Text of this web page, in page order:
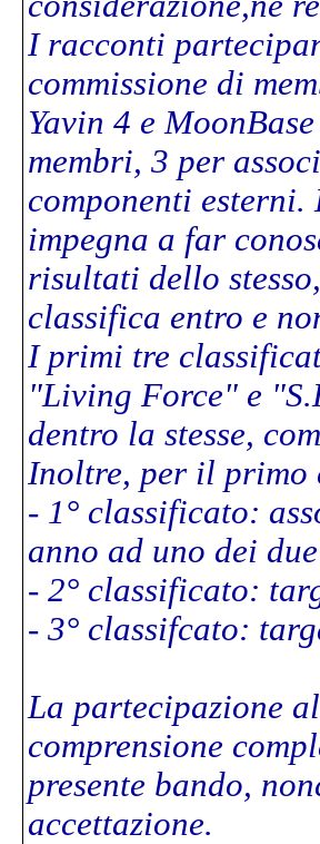
I racconti
commissione di
Yavin 4 e
membri, 3 per
componenti esterni.
impegna a far
risultati dello
classifica entro e
I primi tre
"Living Force" e
dentro la stesse,
Inoltre, per il primo
- 1° classificato:
anno ad uno dei
- 2° classificato:
- 3° classifcato:
La partecipazione
comprensione
presente bando,
accettazione.